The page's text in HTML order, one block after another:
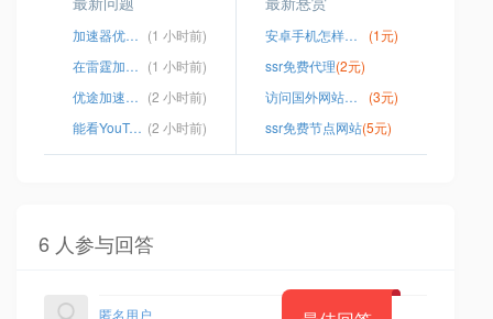
加速器优途下载 (1 小时前)
在雷霆加速器 (1 小时前)
优途加速器的用户名 (2 小时前)
能看YouTube浏览器 (2 小时前)
安卓手机怎样下国外软件
(1元)
ssr免费代理(2元)
访问国外网站下载文件
(3元)
ssr免费节点网站(5元)
6 人参与回答
匿名用户